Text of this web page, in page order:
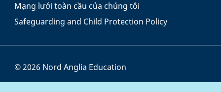
Mạng lưới toàn cầu của chúng tôi
Safeguarding and Child Protection Policy
© 2026 Nord Anglia Education